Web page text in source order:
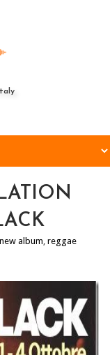
new album,reggae